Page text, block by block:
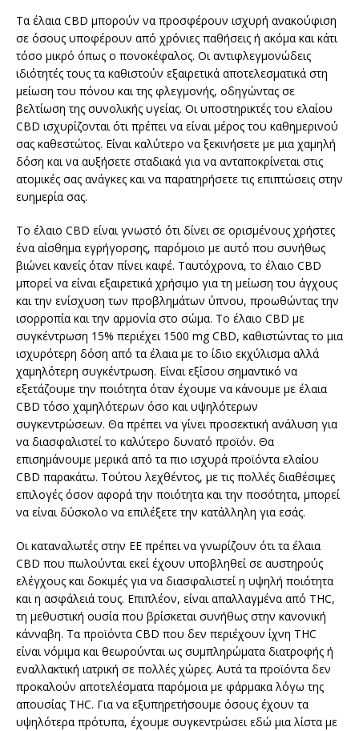
Τα έλαια CBD μπορούν να προσφέρουν ισχυρή ανακούφιση
σε όσους υποφέρουν από χρόνιες παθήσεις ή ακόμα και κάτι
τόσο μικρό όπως ο πονοκέφαλος. Οι αντιφλεγμονώδεις
ιδιότητές τους τα καθιστούν εξαιρετικά αποτελεσματικά στη
μείωση του πόνου και της φλεγμονής, οδηγώντας σε
βελτίωση της συνολικής υγείας. Οι υποστηρικτές του ελαίου
CBD ισχυρίζονται ότι πρέπει να είναι μέρος του καθημερινού
σας καθεστώτος. Είναι καλύτερο να ξεκινήσετε με μια χαμηλή
δόση και να αυξήσετε σταδιακά για να ανταποκρίνεται στις
ατομικές σας ανάγκες και να παρατηρήσετε τις επιπτώσεις στην
ευημερία σας.
Το έλαιο CBD είναι γνωστό ότι δίνει σε ορισμένους χρήστες
ένα αίσθημα εγρήγορσης, παρόμοιο με αυτό που συνήθως
βιώνει κανείς όταν πίνει καφέ. Ταυτόχρονα, το έλαιο CBD
μπορεί να είναι εξαιρετικά χρήσιμο για τη μείωση του άγχους
και την ενίσχυση των προβλημάτων ύπνου, προωθώντας την
ισορροπία και την αρμονία στο σώμα. Το έλαιο CBD με
συγκέντρωση 15% περιέχει 1500 mg CBD, καθιστώντας το μια
ισχυρότερη δόση από τα έλαια με το ίδιο εκχύλισμα αλλά
χαμηλότερη συγκέντρωση. Είναι εξίσου σημαντικό να
εξετάζουμε την ποιότητα όταν έχουμε να κάνουμε με έλαια
CBD τόσο χαμηλότερων όσο και υψηλότερων
συγκεντρώσεων. Θα πρέπει να γίνει προσεκτική ανάλυση για
να διασφαλιστεί το καλύτερο δυνατό προϊόν. Θα
επισημάνουμε μερικά από τα πιο ισχυρά προϊόντα ελαίου
CBD παρακάτω. Τούτου λεχθέντος, με τις πολλές διαθέσιμες
επιλογές όσον αφορά την ποιότητα και την ποσότητα, μπορεί
να είναι δύσκολο να επιλέξετε την κατάλληλη για εσάς.
Οι καταναλωτές στην ΕΕ πρέπει να γνωρίζουν ότι τα έλαια
CBD που πωλούνται εκεί έχουν υποβληθεί σε αυστηρούς
ελέγχους και δοκιμές για να διασφαλιστεί η υψηλή ποιότητα
και η ασφάλειά τους. Επιπλέον, είναι απαλλαγμένα από THC,
τη μεθυστική ουσία που βρίσκεται συνήθως στην κανονική
κάνναβη. Τα προϊόντα CBD που δεν περιέχουν ίχνη THC
είναι νόμιμα και θεωρούνται ως συμπληρώματα διατροφής ή
εναλλακτική ιατρική σε πολλές χώρες. Αυτά τα προϊόντα δεν
προκαλούν αποτελέσματα παρόμοια με φάρμακα λόγω της
απουσίας THC. Για να εξυπηρετήσουμε όσους έχουν τα
υψηλότερα πρότυπα, έχουμε συγκεντρώσει εδώ μια λίστα με